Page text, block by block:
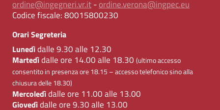
ordine@ingegneri.vr.it-ordine.verona@ingpec.eu
Codice fiscale:80015800230
Orari Segreteria
Lunedìdalle 9.30 alle 12.30
Martedìdalle ore 14.00 alle 18.30 (ultimo accesso
consentito in presenza ore 18.15 – accesso telefonico sino alla
chiusura delle 18.30)
Mercoledìdalle ore 11.00 alle 13.00
Giovedìdalle ore 9.30 alle 13.00